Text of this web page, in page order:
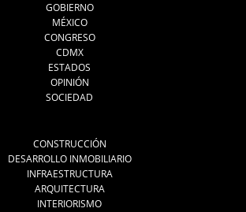
GOBIERNO
MÉXICO
CONGRESO
CDMX
ESTADOS
OPINIÓN
SOCIEDAD
CONSTRUCCIÓN
DESARROLLO INMOBILIARIO
INFRAESTRUCTURA
ARQUITECTURA
INTERIORISMO